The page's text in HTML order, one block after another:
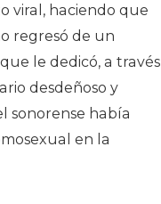
viral, haciendo que
regresó de un
que le dedicó, a través
desdeñoso y
sonorense había
en la